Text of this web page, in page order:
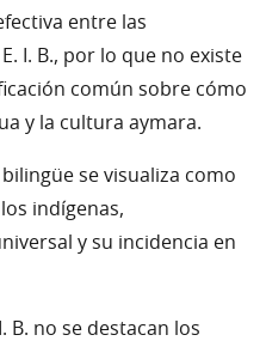
entre las
I. B., por lo que no existe
común sobre cómo
y la cultura aymara.
se visualiza como
indígenas,
y su incidencia en
B. no se destacan los